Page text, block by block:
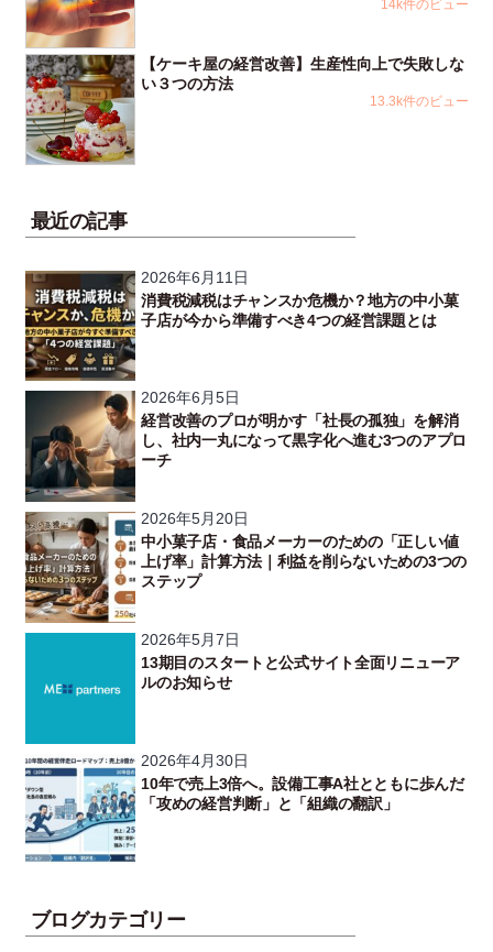
14k件のビュー
【ケーキ屋の経営改善】生産性向上で失敗しな
い３つの方法
13.3k件のビュー
最近の記事
2026年6月11日
消費税減税はチャンスか危機か？地方の中小菓
子店が今から準備すべき4つの経営課題とは
2026年6月5日
経営改善のプロが明かす「社長の孤独」を解消
し、社内一丸になって黒字化へ進む3つのアプロ
ーチ
2026年5月20日
中小菓子店・食品メーカーのための「正しい値
上げ率」計算方法｜利益を削らないための3つの
ステップ
2026年5月7日
13期目のスタートと公式サイト全面リニューア
ルのお知らせ
2026年4月30日
10年で売上3倍へ。設備工事A社とともに歩んだ
「攻めの経営判断」と「組織の翻訳」
ブログカテゴリー